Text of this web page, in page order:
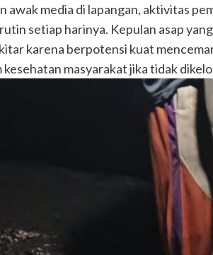
awak media di lapangan, aktivitas
setiap harinya. Kepulan asap
karena berpotensi kuat
masyarakat jika tidak